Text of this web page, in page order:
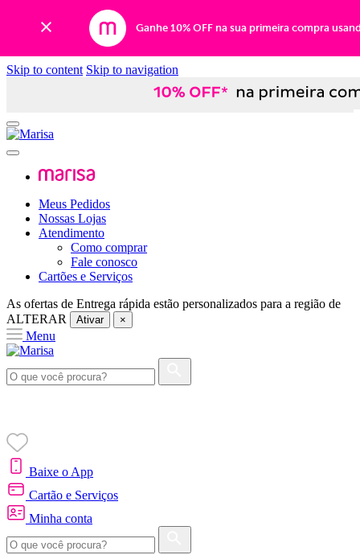
Ganhe 10% OFF na sua primeira compra
Skip to content Skip to navigation
Meus Pedidos
Nossas Lojas
Atendimento
Como comprar
Fale conosco
Cartões e Serviços
As ofertas de Entrega rápida estão personalizados para a região de
ALTERAR
Ativar ×
Menu
Baixe o App
Cartão e Serviços
Minha conta